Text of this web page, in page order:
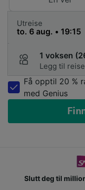
Utreise
1 voksen
Legg til
Få opptil 20 %
med Genius
Slutt deg til